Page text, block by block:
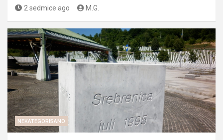
2 sedmice ago M.G.
NEKATEGORISANO